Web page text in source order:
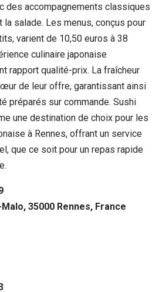
des accompagnements classiques
salade. Les menus, conçus pour
varient de 10,50 euros à 38
culinaire japonaise
rapport qualité-prix. La fraîcheur
de leur offre, garantissant ainsi
préparés sur commande. Sushi
une destination de choix pour les
à Rennes, offrant un service
que ce soit pour un repas rapide
35000 Rennes, France